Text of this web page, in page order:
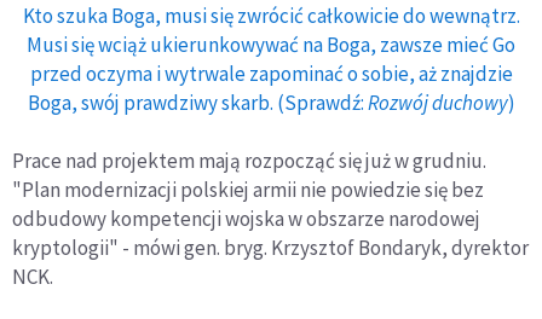
Kto szuka Boga, musi się zwrócić całkowicie do wewnątrz.
Musi się wciąż ukierunkowywać na Boga, zawsze mieć Go
przed oczyma i wytrwale zapominać o sobie, aż znajdzie
Boga, swój prawdziwy skarb. (Sprawdź:Rozwój duchowy)
Prace nad projektem mają rozpocząć się już w grudniu.
"Plan modernizacji polskiej armii nie powiedzie się bez
odbudowy kompetencji wojska w obszarze narodowej
kryptologii" - mówi gen. bryg. Krzysztof Bondaryk, dyrektor
NCK.